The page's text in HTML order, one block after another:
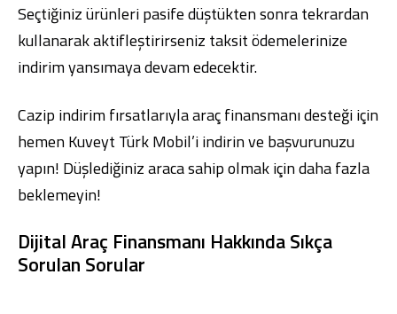
Seçtiğiniz ürünleri pasife düştükten sonra tekrardan
kullanarak aktifleştirirseniz taksit ödemelerinize
indirim yansımaya devam edecektir.
Cazip indirim fırsatlarıyla araç finansmanı desteği için
hemenKuveyt Türk Mobil’i indirin ve başvurunuzu
yapın! Düşlediğiniz araca sahip olmak için daha fazla
beklemeyin!
Dijital Araç Finansmanı Hakkında Sıkça
Sorulan Sorular